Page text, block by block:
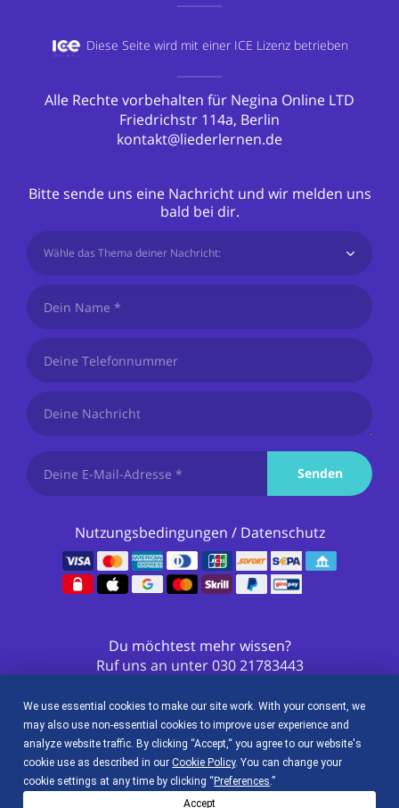
Bitte sende uns eine Nachricht und wir melden uns
bald bei dir.
Wähle das Thema deiner Nachricht:
Senden
Nutzungsbedingungen / Datenschutz
Diese Seite wird mit einer ICE Lizenz betrieben
Alle Rechte vorbehalten für Negina Online LTD
Friedrichstr 114a, Berlin
kontakt@liederlernen.de
Du möchtest mehr wissen?
Ruf uns an unter030 21783443
So findest du uns in den sozialen Netzwerken
We use essential cookies to make our site work. With your consent, we
may also use non-essential cookies to improve user experience and
analyze website traffic. By clicking “Accept,“ you agree to our website's
cookie use as described in ourCookie Policy. You can change your
cookie settings at any time by clicking “Preferences .”
Accept